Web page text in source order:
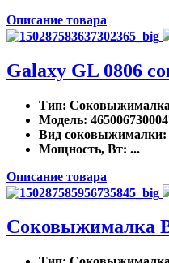
Описание товара
Galaxy GL 0806
Тип: Соковыжималка
Модель:
Вид соковыжималки:
Мощность, Вт: ...
Описание товара
Соковыжималка